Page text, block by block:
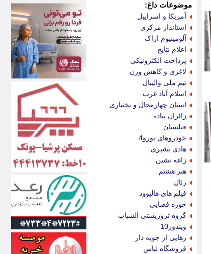
موضوعات داغ:
آمریکا و اسراییل
استاندار مرکزی
آلومینیوم اراک
اعلام نتایج
پرداخت الکترونیکی
لاغری و کاهش وزن
تیم ملی والیبال
اسلام آباد غرب
استان چهارمحال و بختیاری
زائران پیاده
فیلستان
خودروهای یورو4
هادی بشیری
زاغه نشین
هنر هشتم
رئال
فیلم های هالیوود
حوزه فضایی
گروه تروریستی الشباب
ویندوز10
رهایی از چوبه دار
فروشگاه لباس
اکوفارس
اکونگار
اکونیوز
الف
انتشار آنلاین
اندیشه قرن
اندیشه معاصر
اندیشه ها
انرژی پرس
ای استخدام
ایتنا
ایراف
ایران آرت
ایران آنلاین
ایران زندگی
ایران فوری
ایرانی روز
ایرانیتال
ایرنا
ایسکانیوز
ایسنا
ایکنا